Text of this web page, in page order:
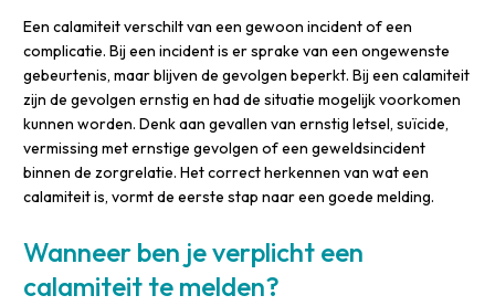
Een calamiteit verschilt van een gewoon incident of een
complicatie. Bij een incident is er sprake van een ongewenste
gebeurtenis, maar blijven de gevolgen beperkt. Bij een calamiteit
zijn de gevolgen ernstig en had de situatie mogelijk voorkomen
kunnen worden. Denk aan gevallen van ernstig letsel, suïcide,
vermissing met ernstige gevolgen of een geweldsincident
binnen de zorgrelatie. Het correct herkennen van wat een
calamiteit is, vormt de eerste stap naar een goede melding.
Wanneer ben je verplicht een
calamiteit te melden?